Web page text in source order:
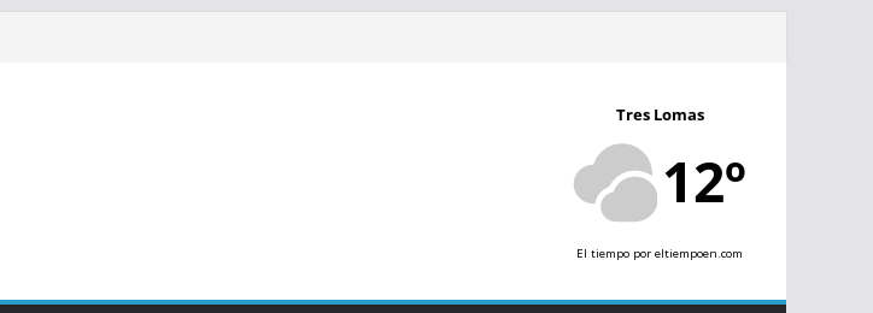
Tres Lomas
12º
El tiempo por eltiempoen.com